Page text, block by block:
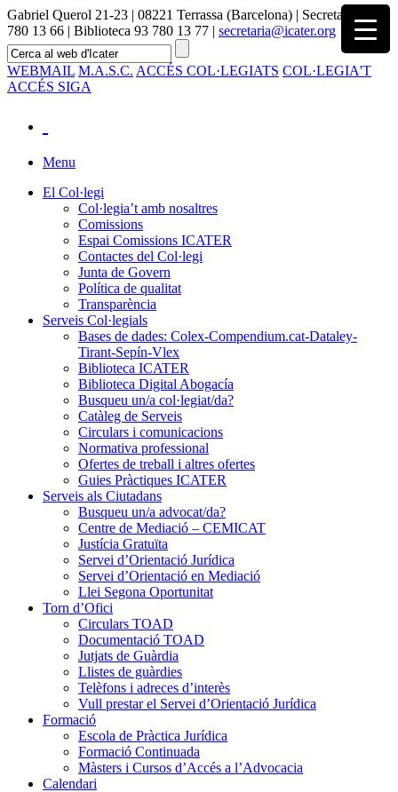
Gabriel Querol 21-23 | 08221 Terrassa (Barcelona) | Secretaria 93
780 13 66 | Biblioteca 93 780 13 77 | secretaria@icater.org
WEBMAIL M.A.S.C. ACCÉS COL·LEGIATS COL·LEGIA'T
ACCÉS SIGA
Menu
El Col·legi
Col·legia’t amb nosaltres
Comissions
Espai Comissions ICATER
Contactes del Col·legi
Junta de Govern
Política de qualitat
Transparència
Serveis Col·legials
Bases de dades: Colex-Compendium.cat-Dataley-
Tirant-Sepín-Vlex
Biblioteca ICATER
Biblioteca Digital Abogacía
Busqueu un/a col·legiat/da?
Catàleg de Serveis
Circulars i comunicacions
Normativa professional
Ofertes de treball i altres ofertes
Guies Pràctiques ICATER
Serveis als Ciutadans
Busqueu un/a advocat/da?
Centre de Mediació – CEMICAT
Justícia Gratuïta
Servei d’Orientació Jurídica
Servei d’Orientació en Mediació
Llei Segona Oportunitat
Torn d’Ofici
Circulars TOAD
Documentació TOAD
Jutjats de Guàrdia
Llistes de guàrdies
Telèfons i adreces d’interès
Vull prestar el Servei d’Orientació Jurídica
Formació
Escola de Pràctica Jurídica
Formació Continuada
Màsters i Cursos d’Accés a l’Advocacia
Calendari